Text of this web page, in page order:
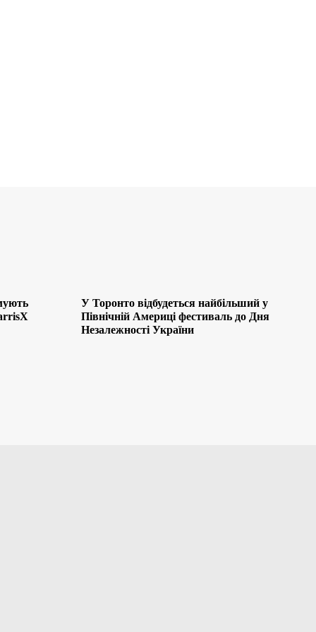
У Торонто відбудеться найбільший у
Північній Америці фестиваль до Дня
Незалежності України